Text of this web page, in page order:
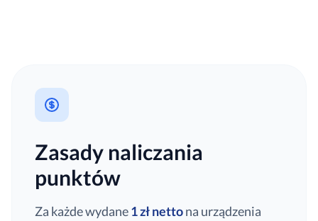
Zasady naliczania
punktów
Za każde wydane1 zł nettona urządzenia